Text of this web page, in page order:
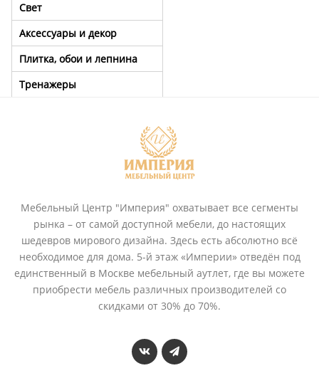
Свет
Аксессуары и декор
Плитка, обои и лепнина
Тренажеры
Мебельный Центр "Империя" охватывает все сегменты
рынка – от самой доступной мебели, до настоящих
шедевров мирового дизайна. Здесь есть абсолютно всё
необходимое для дома. 5-й этаж «Империи» отведён под
единственный в Москве мебельный аутлет, где вы можете
приобрести мебель различных производителей со
скидками от 30% до 70%.